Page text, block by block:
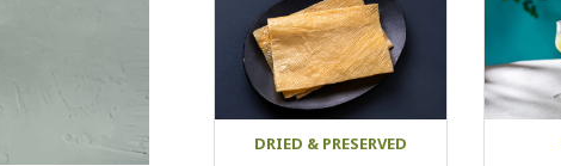
DRIED & PRESERVED